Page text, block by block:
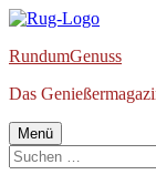
Springe
Inhalt
RundumGenuss
Das
Primäres
Menü
Menü
Suchen
nach: